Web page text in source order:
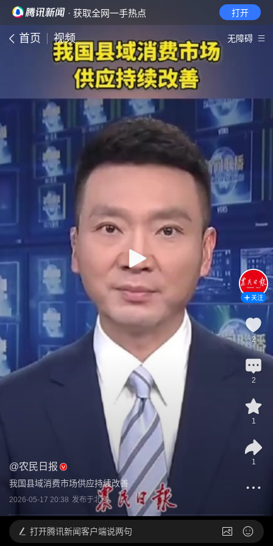
· 获取全网一手热点 打开
首页 视频 无障碍
@农民日报
我国县域消费市场供应持续改善
2026-05-17 20:38 发布于北京
关注
2
2
1
1
打开腾讯新闻客户端说两句